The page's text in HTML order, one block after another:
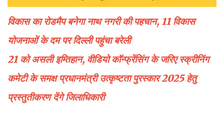
विकास का रोडमैप बनेगा नाथ नगरी की पहचान, 11 विकास
योजनाओं के दम पर दिल्ली पहुंचा बरेली
21 को असली इम्तिहान, वीडियो कॉन्फ्रेंसिंग के जरिए स्क्रीनिंग
कमेटी के समक्ष प्रधानमंत्री उत्कृष्टता पुरस्कार 2025 हेतु
प्रस्तुतीकरण देंगे जिलाधिकारी